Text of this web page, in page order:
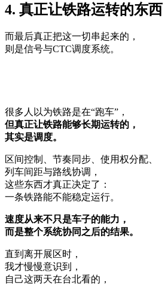
4. 真正让铁路运转的东西
而最后真正把这一切串起来的，
则是信号与CTC调度系统。
很多人以为铁路是在“跑车”，
但真正让铁路能够长期运转的，
其实是调度。
区间控制、节奏同步、使用权分配、
列车间距与路线协调，
这些东西才真正决定了：
一条铁路能不能稳定运行。
速度从来不只是车子的能力，
而是整个系统协同之后的结果。
直到离开展区时，
我才慢慢意识到，
自己这两天在台北看的，